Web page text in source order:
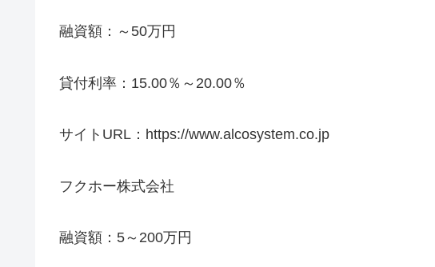
融資額：～50万円
貸付利率：15.00％～20.00％
サイトURL：https://www.alcosystem.co.jp
フクホー株式会社
融資額：5～200万円